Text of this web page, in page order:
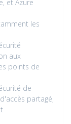
et Azure
les
aux
points de
de
partagé,